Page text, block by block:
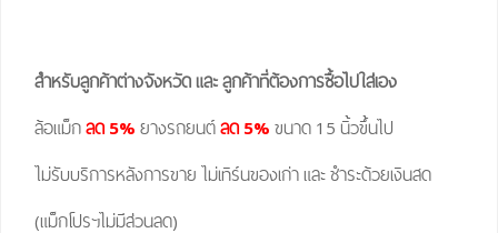
สำหรับลูกค้าต่างจังหวัด และ ลูกค้าที่ต้องการซื้อไปใส่เอง
ล้อแม็ก ลด 5% ยางรถยนต์ ลด 5% ขนาด 15 นิ้วขึ้นไป
ไม่รับบริการหลังการขาย ไม่เทิร์นของเก่า และ ชำระด้วยเงินสด
(แม็กโปรฯไม่มีส่วนลด)